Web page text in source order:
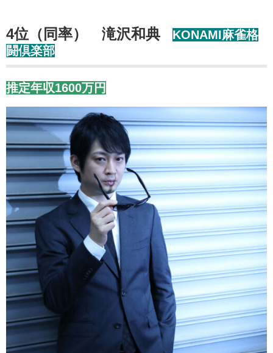
4位（同率） 滝沢和典
KONAMI麻雀格
闘倶楽部
推定年収1600万円